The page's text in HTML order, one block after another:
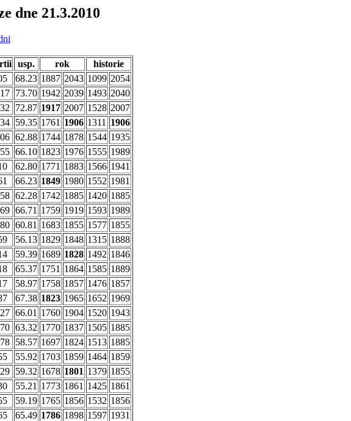
dne 21.3.2010
usp. rok
historie
68.23 1887 2043 1099 2054
73.70 1942 2039 1493 2040
72.87 1917 2007 1528 2007
59.35 1761 1906 1311
1906
62.88 1744 1878 1544 1935
66.10 1823 1976 1555 1989
62.80 1771 1883 1566 1941
66.23 1849 1980 1552 1981
62.28 1742 1885 1420 1885
66.71 1759 1919 1593 1989
60.81 1683 1855 1577 1855
56.13 1829 1848 1315 1888
59.39 1689 1828 1492 1846
65.37 1751 1864 1585 1889
58.97 1758 1857 1476 1857
67.38 1823 1965 1652 1969
66.01 1760 1904 1520 1943
63.32 1770 1837 1505 1885
58.57 1697 1824 1513 1885
55.92 1703 1859 1464 1859
59.32 1678 1801 1379 1855
55.21 1773 1861 1425 1861
59.19 1765 1856 1532 1856
65.49 1786 1898 1597 1931